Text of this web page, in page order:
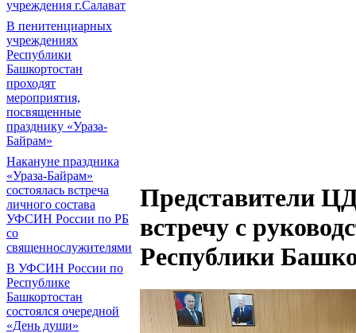
учреждения г.Салават
В пенитенциарных
учреждениях
Республики
Башкортостан
проходят
мероприятия,
посвященные
празднику «Ураза-
Байрам»
Накануне праздника
«Ураза-Байрам»
состоялась встреча
личного состава
УФСИН России по РБ
со
священнослужителями
В УФСИН России по
Республике
Башкортостан
состоялся очередной
«День души»
Представители
встречу с
Республики